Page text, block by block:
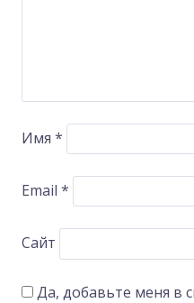
Имя *
Email *
Сайт
Да, добавьте меня в